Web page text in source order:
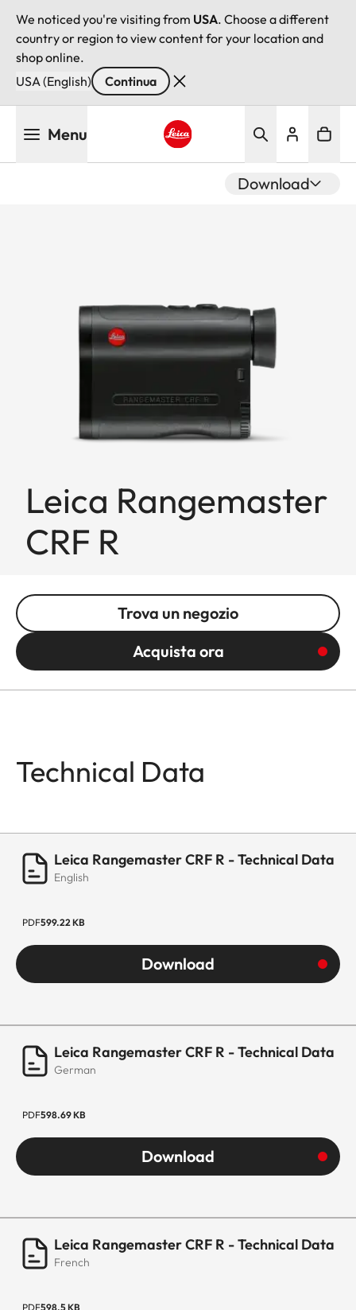
We noticed you're visiting from USA. Choose a different
country or region to view content for your location and
shop online.
USA (English)
Continua
Menu
Download
Leica Rangemaster
CRF R
Trova un negozio
Acquista ora
Technical Data
Leica Rangemaster CRF R - Technical Data
English
PDF599.22 KB
Download
Leica Rangemaster CRF R - Technical Data
German
PDF598.69 KB
Download
Leica Rangemaster CRF R - Technical Data
French
PDF598.5 KB